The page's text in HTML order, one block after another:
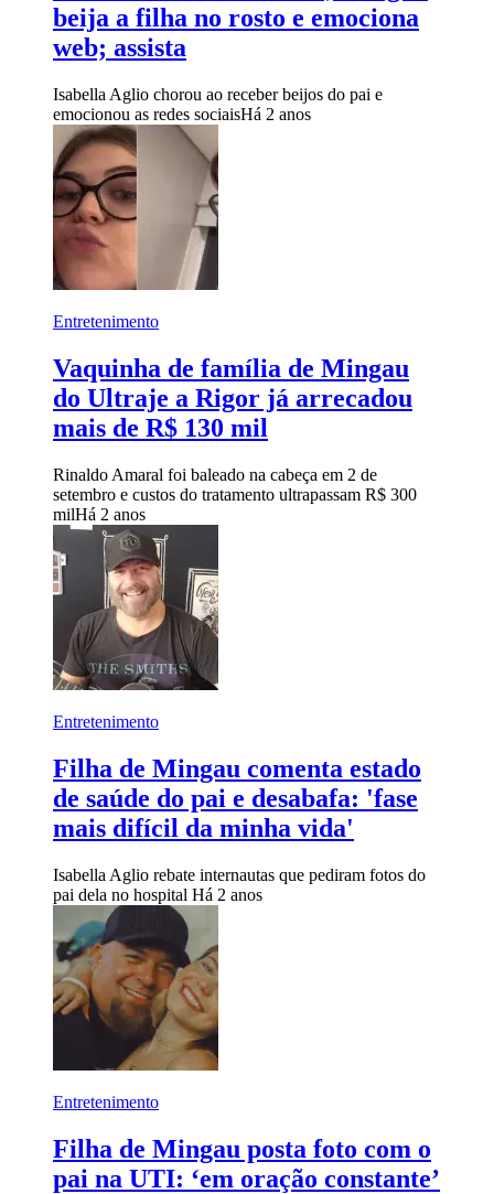
beija a filha no rosto e emociona
web; assista
Isabella Aglio chorou ao receber beijos do pai e
emocionou as redes sociaisHá 2 anos
Entretenimento
Vaquinha de família de Mingau
do Ultraje a Rigor já arrecadou
mais de R$ 130 mil
Rinaldo Amaral foi baleado na cabeça em 2 de
setembro e custos do tratamento ultrapassam R$ 300
milHá 2 anos
Entretenimento
Filha de Mingau comenta estado
de saúde do pai e desabafa: 'fase
mais difícil da minha vida'
Isabella Aglio rebate internautas que pediram fotos do
pai dela no hospital Há 2 anos
Entretenimento
Filha de Mingau posta foto com o
pai na UTI: ‘em oração constante’